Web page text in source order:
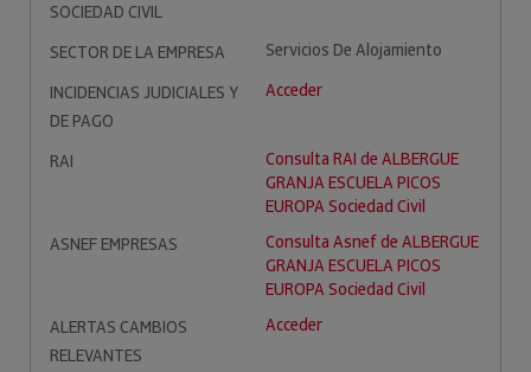
SOCIEDAD CIVIL
SECTOR DE LA EMPRESA
Servicios De Alojamiento
INCIDENCIAS JUDICIALES Y
DE PAGO
Acceder
RAI
Consulta RAI de ALBERGUE
GRANJA ESCUELA PICOS
EUROPA Sociedad Civil
ASNEF EMPRESAS
Consulta Asnef de ALBERGUE
GRANJA ESCUELA PICOS
EUROPA Sociedad Civil
ALERTAS CAMBIOS
RELEVANTES
Acceder